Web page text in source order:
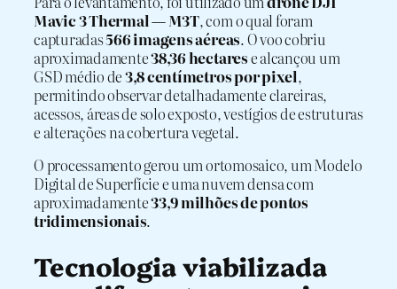
Mavic 3 Thermal — M3T, com o qual foram
capturadas566 imagens aéreas. O voo cobriu
aproximadamente38,36 hectarese alcançou um
GSD médio de3,8 centímetros por pixel,
permitindo observar detalhadamente clareiras,
acessos, áreas de solo exposto, vestígios de estruturas
e alterações na cobertura vegetal.
O processamento gerou um ortomosaico, um Modelo
Digital de Superfície e uma nuvem densa com
aproximadamente33,9 milhões de pontos
tridimensionais.
Tecnologia viabilizada